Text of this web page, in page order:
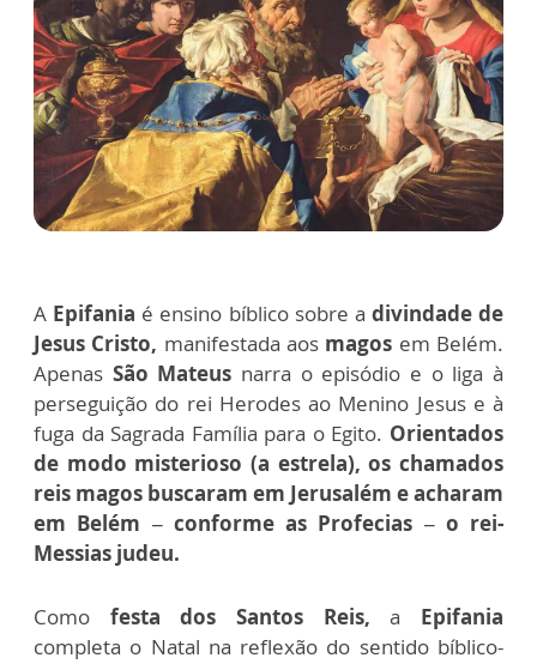
A Epifania é ensino bíblico sobre a divindade de
Jesus Cristo, manifestada aos magos em Belém.
Apenas São Mateus narra o episódio e o liga à
perseguição do rei Herodes ao Menino Jesus e à
fuga da Sagrada Família para o Egito. Orientados
de modo misterioso (a estrela), os chamados
reis magos buscaram em Jerusalém e acharam
em Belém – conforme as Profecias – o rei-
Messias judeu.
Como festa dos Santos Reis, a Epifania
completa o Natal na reflexão do sentido bíblico-